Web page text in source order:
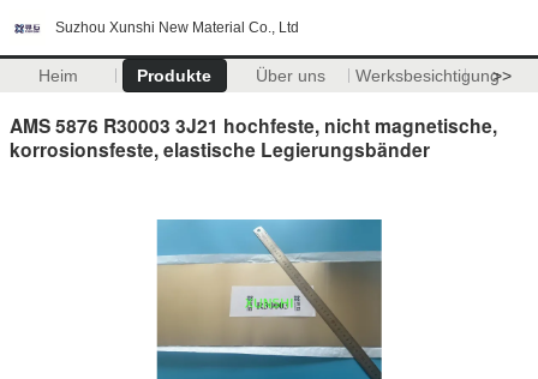
Suzhou Xunshi New Material Co., Ltd
Heim Produkte Über uns Werksbesichtigung>>
AMS 5876 R30003 3J21 hochfeste, nicht magnetische,
korrosionsfeste, elastische Legierungsbänder